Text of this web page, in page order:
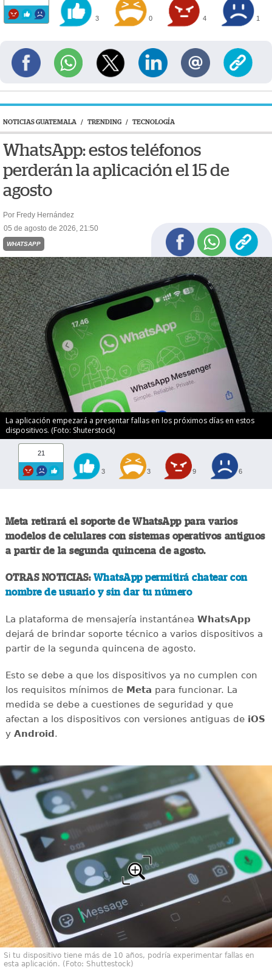
3 0 4 1
NOTICIAS GUATEMALA / TRENDING / TECNOLOGÍA
WhatsApp: estos teléfonos
perderán la aplicación el 15 de
agosto
Por Fredy Hernández
05 de agosto de 2026, 21:50
WHATSAPP
La aplicación empezará a presentar fallas en los próximos días en estos
dispositivos. (Foto: Shuterstock)
21
3 3 9 6
Meta retirará el soporte de WhatsApp para varios
modelos de celulares con sistemas operativos antiguos
a partir de la segunda quincena de agosto.
OTRAS NOTICIAS: WhatsApp permitirá chatear con
nombre de usuario y sin dar tu número
La plataforma de mensajería instantánea WhatsApp
dejará de brindar soporte técnico a varios dispositivos a
partir de la segunda quincena de agosto.
Esto se debe a que los dispositivos ya no cumplen con
los requisitos mínimos de Meta para funcionar. La
medida se debe a cuestiones de seguridad y que
afectan a los dispositivos con versiones antiguas deiOS
y Android.
Si tu dispositivo tiene más de 10 años, podría experimentar fallas en
esta aplicación. (Foto: Shuttestock)